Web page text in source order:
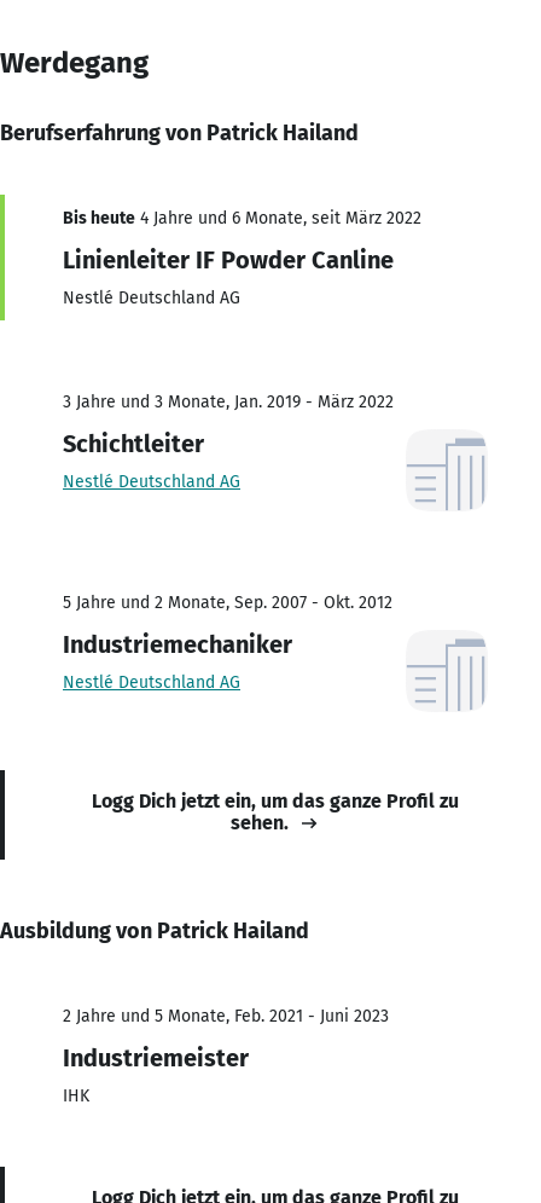
Werdegang
Berufserfahrung von Patrick Hailand
Bis heute 4 Jahre und 6 Monate, seit März 2022
Linienleiter IF Powder Canline
Nestlé Deutschland AG
3 Jahre und 3 Monate, Jan. 2019 - März 2022
Schichtleiter
Nestlé Deutschland AG
5 Jahre und 2 Monate, Sep. 2007 - Okt. 2012
Industriemechaniker
Nestlé Deutschland AG
Logg Dich jetzt ein, um das ganze Profil zu
sehen.
Ausbildung von Patrick Hailand
2 Jahre und 5 Monate, Feb. 2021 - Juni 2023
Industriemeister
IHK
Logg Dich jetzt ein, um das ganze Profil zu